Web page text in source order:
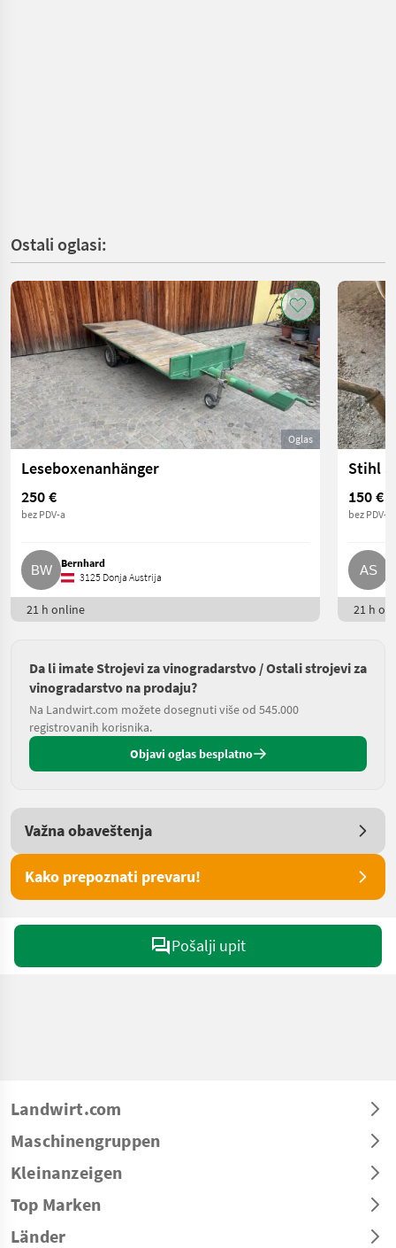
Ostali oglasi:
Oglas
Leseboxenanhänger
250 €
bez PDV-a
Bernhard
3125 Donja Austrija
21 h online
Stihl
150 €
bez PDV-a
21 h
Da li imate Strojevi za vinogradarstvo / Ostali strojevi za
vinogradarstvo na prodaju?
Na Landwirt.com možete dosegnuti više od 545.000
registrovanih korisnika.
Objavi oglas besplatno
Važna obaveštenja
Kako prepoznati prevaru!
Pošalji upit
Landwirt.com
Maschinengruppen
Kleinanzeigen
Top Marken
Länder